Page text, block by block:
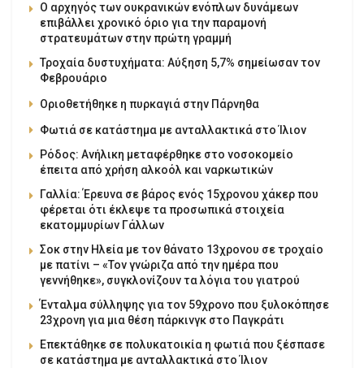
Ο αρχηγός των ουκρανικών ενόπλων δυνάμεων
επιβάλλει χρονικό όριο για την παραμονή
στρατευμάτων στην πρώτη γραμμή
Τροχαία δυστυχήματα: Αύξηση 5,7% σημείωσαν τον
Φεβρουάριο
Οριοθετήθηκε η πυρκαγιά στην Πάρνηθα
Φωτιά σε κατάστημα με ανταλλακτικά στο Ίλιον
Ρόδος: Ανήλικη μεταφέρθηκε στο νοσοκομείο
έπειτα από χρήση αλκοόλ και ναρκωτικών
Γαλλία: Έρευνα σε βάρος ενός 15χρονου χάκερ που
φέρεται ότι έκλεψε τα προσωπικά στοιχεία
εκατομμυρίων Γάλλων
Σοκ στην Ηλεία με τον θάνατο 13χρονου σε τροχαίο
με πατίνι – «Τον γνώριζα από την ημέρα που
γεννήθηκε», συγκλονίζουν τα λόγια του γιατρού
Ένταλμα σύλληψης για τον 59χρονο που ξυλοκόπησε
23χρονη για μια θέση πάρκινγκ στο Παγκράτι
Επεκτάθηκε σε πολυκατοικία η φωτιά που ξέσπασε
σε κατάστημα με ανταλλακτικά στο Ίλιον